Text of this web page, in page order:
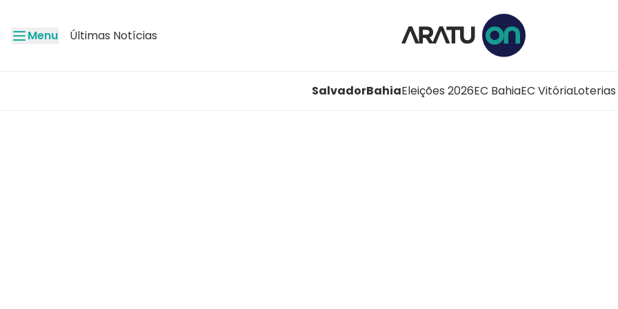
Menu Últimas Notícias
SalvadorBahiaEleições 2026EC BahiaEC VitóriaLoterias